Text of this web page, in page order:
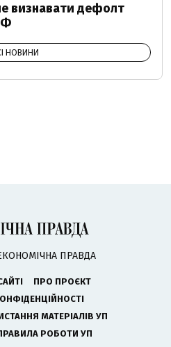
визнавати дефолт
НОВИНИ
ПРАВДА
ПРО ПРОЄКТ
МАТЕРІАЛІВ УП
РОБОТИ УП